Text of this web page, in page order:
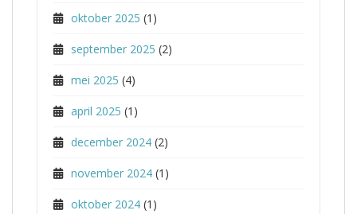
oktober 2025 (1)
september 2025 (2)
mei 2025 (4)
april 2025 (1)
december 2024 (2)
november 2024 (1)
oktober 2024 (1)